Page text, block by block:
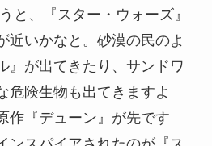
と、『スター・ウォーズ』
近いかなと。砂漠の民のよ
』が出てきたり、サンドワ
危険生物も出てきますよ
作『デューン』が先です